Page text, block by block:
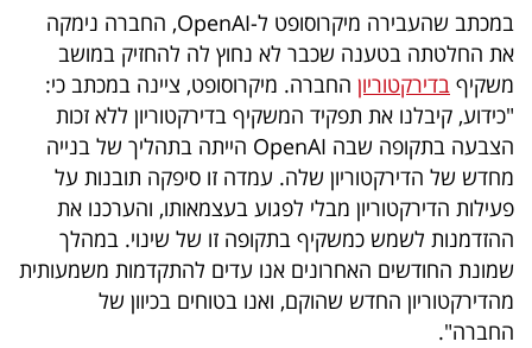
שיתופי
פעולה
דרושים
ניוזלטרים
במכתב שהעבירה מיקרוסופט ל-OpenAI, החברה נימקה
את החלטתה בטענה שכבר לא נחוץ לה להחזיק במושב
משקיף בדירקטוריון החברה. מיקרוסופט, ציינה במכתב כי:
"כידוע, קיבלנו את תפקיד המשקיף בדירקטוריון ללא זכות
הצבעה בתקופה שבה OpenAI הייתה בתהליך של בנייה
מחדש של הדירקטוריון שלה. עמדה זו סיפקה תובנות על
פעילות הדירקטוריון מבלי לפגוע בעצמאותו, והערכנו את
ההזדמנות לשמש כמשקיף בתקופה זו של שינוי. במהלך
שמונת החודשים האחרונים אנו עדים להתקדמות משמעותית
מהדירקטוריון החדש שהוקם, ואנו בטוחים בכיוון של
החברה".